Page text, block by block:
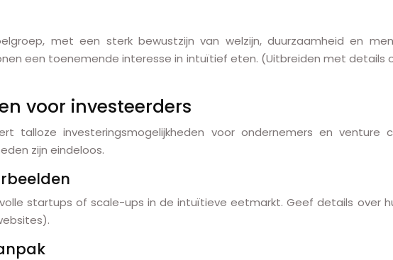
met een sterk bewustzijn van welzijn, duurzaamheid en
een toenemende interesse in intuïtief eten. (Uitbreiden met details
voor investeerders
talloze investeringsmogelijkheden voor ondernemers en venture
zijn eindeloos.
startups of scale-ups in de intuïtieve eetmarkt. Geef details over